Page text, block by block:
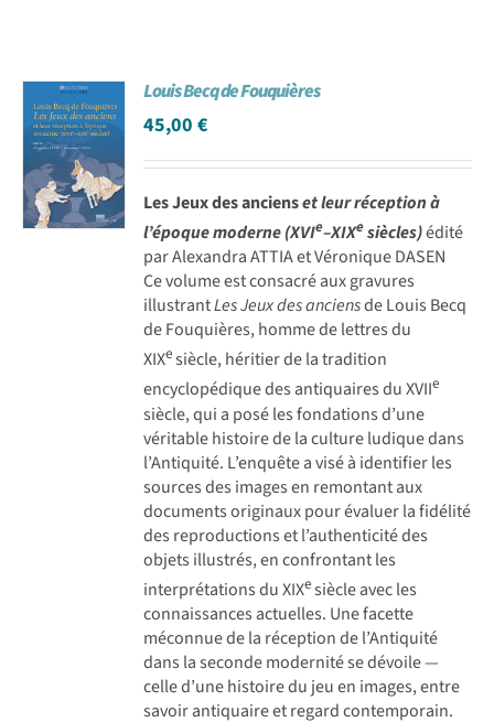
Louis Becq de Fouquières
45,00€
Les Jeux des ancienset leur réception à
l’époque moderne (XVIe–XIXesiècles)édité
par Alexandra ATTIA et Véronique DASEN
Ce volume est consacré aux gravures
illustrantLes Jeux des anciensde Louis Becq
de Fouquières, homme de lettres du
XIXesiècle, héritier de la tradition
encyclopédique des antiquaires du XVIIe
siècle, qui a posé les fondations d’une
véritable histoire de la culture ludique dans
l’Antiquité. L’enquête a visé à identifier les
sources des images en remontant aux
documents originaux pour évaluer la fidélité
des reproductions et l’authenticité des
objets illustrés, en confrontant les
interprétations du XIXesiècle avec les
connaissances actuelles. Une facette
méconnue de la réception de l’Antiquité
dans la seconde modernité se dévoile —
celle d’une histoire du jeu en images, entre
savoir antiquaire et regard contemporain.